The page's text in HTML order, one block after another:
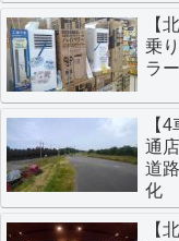
【
乗
ラ
【
通
道
化
【